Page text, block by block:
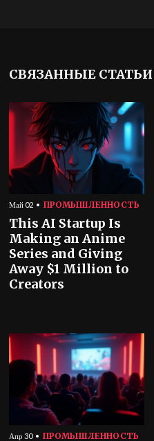
СВЯЗАННЫЕ СТАТЬИ
Май 02 ПРОМЫШЛЕННОСТЬ
This AI Startup Is
Making an Anime
Series and Giving
Away $1 Million to
Creators
Апр 30 ПРОМЫШЛЕННОСТЬ